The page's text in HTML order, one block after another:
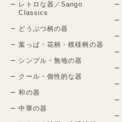
レトロな器／Sango
Classics
どうぶつ柄の器
葉っぱ・花柄・模様柄の器
シンプル・無地の器
クール・個性的な器
和の器
中華の器